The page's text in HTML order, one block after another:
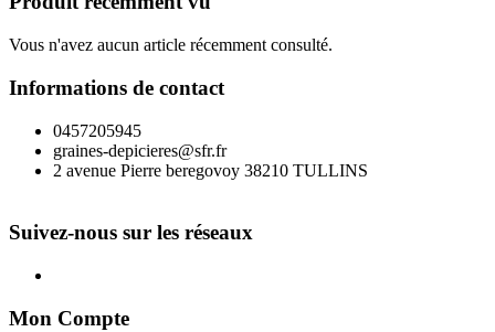
sur
page
produit
Vous n'avez aucun article récemment consulté.
Informations de contact
0457205945
graines-depicieres@sfr.fr
2 avenue Pierre beregovoy 38210 TULLINS
Suivez-nous sur les réseaux
Mon Compte